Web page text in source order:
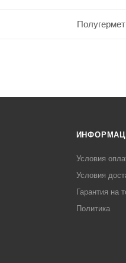
Условия
Условия
Гарантия на
Политика